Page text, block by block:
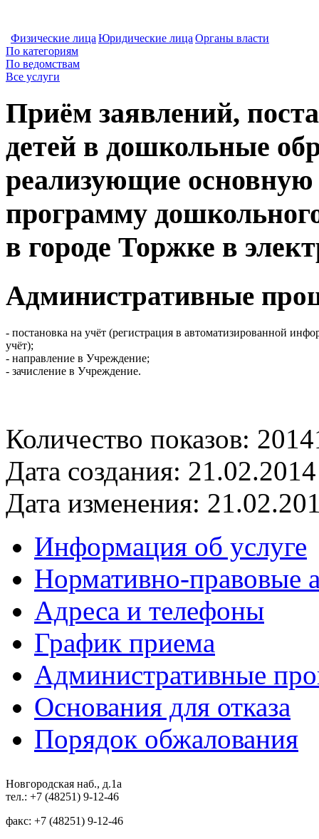
Физические лица Юридические лица Органы власти
По категориям
По ведомствам
Все услуги
Приём заявлений,
детей в дошкольные
реализующие
программу
в городе Торжке в
Административные
- постановка на учёт (регистрация в автоматизированной
учёт);
- направление в Учреждение;
- зачисление в Учреждение.
Количество показов:
Дата создания:
Дата изменения:
Информация об услуге
Нормативно-правовые
Адреса и телефоны
График приема
Административные
Основания для отказа
Порядок обжалования
Новгородская наб., д.1а
тел.: +7 (48251) 9-12-46
факс: +7 (48251) 9-12-46